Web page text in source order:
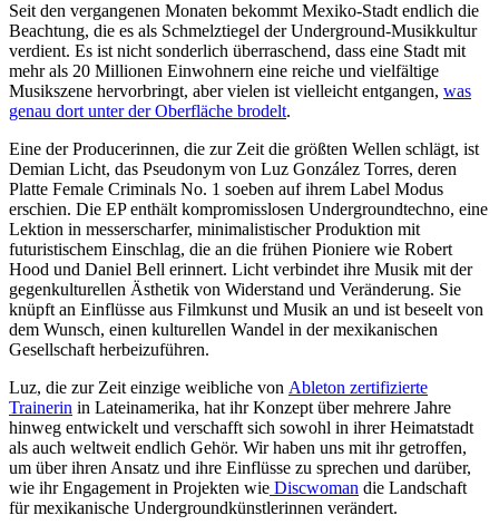
Seit den vergangenen Monaten bekommt Mexiko-Stadt endlich die
Beachtung, die es als Schmelztiegel der Underground-Musikkultur
verdient. Es ist nicht sonderlich überraschend, dass eine Stadt mit
mehr als 20 Millionen Einwohnern eine reiche und vielfältige
Musikszene hervorbringt, aber vielen ist vielleicht entgangen, was
genau dort unter der Oberfläche brodelt.
Eine der Producerinnen, die zur Zeit die größten Wellen schlägt, ist
Demian Licht, das Pseudonym von Luz González Torres, deren
Platte Female Criminals No. 1 soeben auf ihrem Label Modus
erschien. Die EP enthält kompromisslosen Undergroundtechno, eine
Lektion in messerscharfer, minimalistischer Produktion mit
futuristischem Einschlag, die an die frühen Pioniere wie Robert
Hood und Daniel Bell erinnert. Licht verbindet ihre Musik mit der
gegenkulturellen Ästhetik von Widerstand und Veränderung. Sie
knüpft an Einflüsse aus Filmkunst und Musik an und ist beseelt von
dem Wunsch, einen kulturellen Wandel in der mexikanischen
Gesellschaft herbeizuführen.
Luz, die zur Zeit einzige weibliche von Ableton zertifizierte
Trainerin in Lateinamerika, hat ihr Konzept über mehrere Jahre
hinweg entwickelt und verschafft sich sowohl in ihrer Heimatstadt
als auch weltweit endlich Gehör. Wir haben uns mit ihr getroffen,
um über ihren Ansatz und ihre Einflüsse zu sprechen und darüber,
wie ihr Engagement in Projekten wie Discwoman die Landschaft
für mexikanische Undergroundkünstlerinnen verändert.